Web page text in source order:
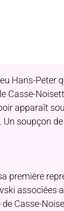
Hans-Peter
Casse-
apparaît
Un soupçon
première
associées
Casse-